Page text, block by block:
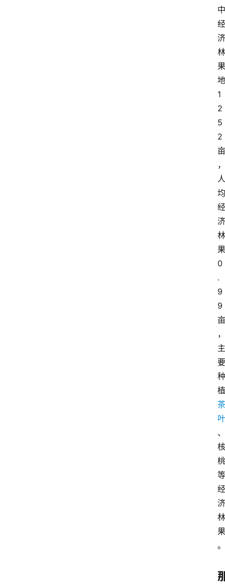
中
经
济
林
果
地
1
2
5
2
亩
，
人
均
经
济
林
果
0
.
9
9
亩
，
主
要
种
植
茶
叶
、
核
桃
等
经
济
林
果
。